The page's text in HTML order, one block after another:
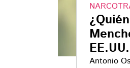
EE.UU.
Antonio